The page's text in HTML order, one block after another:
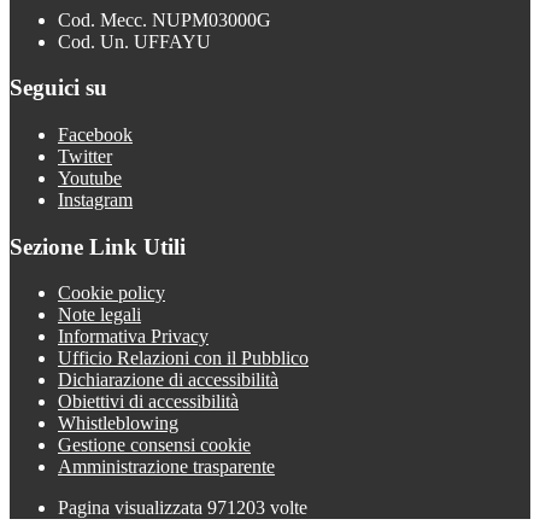
Cod. Mecc. NUPM03000G
Cod. Un. UFFAYU
Seguici su
Facebook
Twitter
Youtube
Instagram
Sezione Link Utili
Cookie policy
Note legali
Informativa Privacy
Ufficio Relazioni con il Pubblico
Dichiarazione di accessibilità
Obiettivi di accessibilità
Whistleblowing
Gestione consensi cookie
Amministrazione trasparente
Pagina visualizzata 971203 volte